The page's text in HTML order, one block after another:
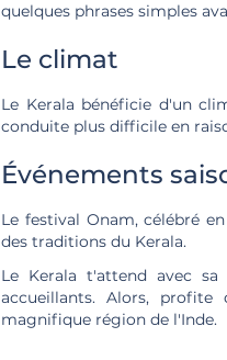
quelques phrases simples
Le climat
Le Kerala bénéficie d'un
conduite plus difficile en
Événements
Le festival Onam, célébré
des traditions du Kerala.
Le Kerala t'attend avec sa
accueillants. Alors,
magnifique région de l'Inde.